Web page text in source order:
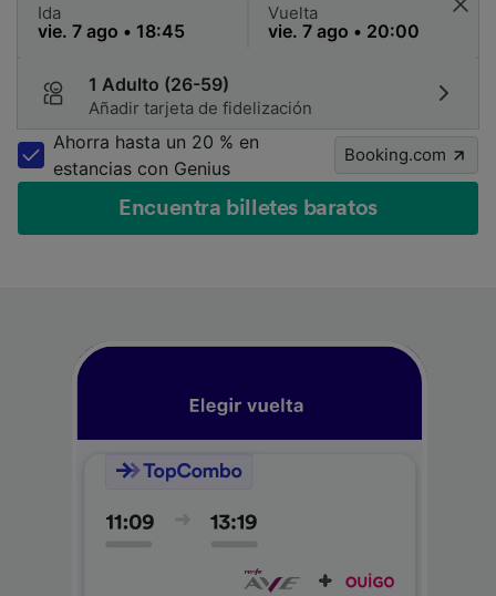
Ida Vuelta
1 Adulto (26-59)
Añadir tarjeta de fidelización
Ahorra hasta un 20 % en
estancias con Genius
Booking.com
Encuentra billetes baratos